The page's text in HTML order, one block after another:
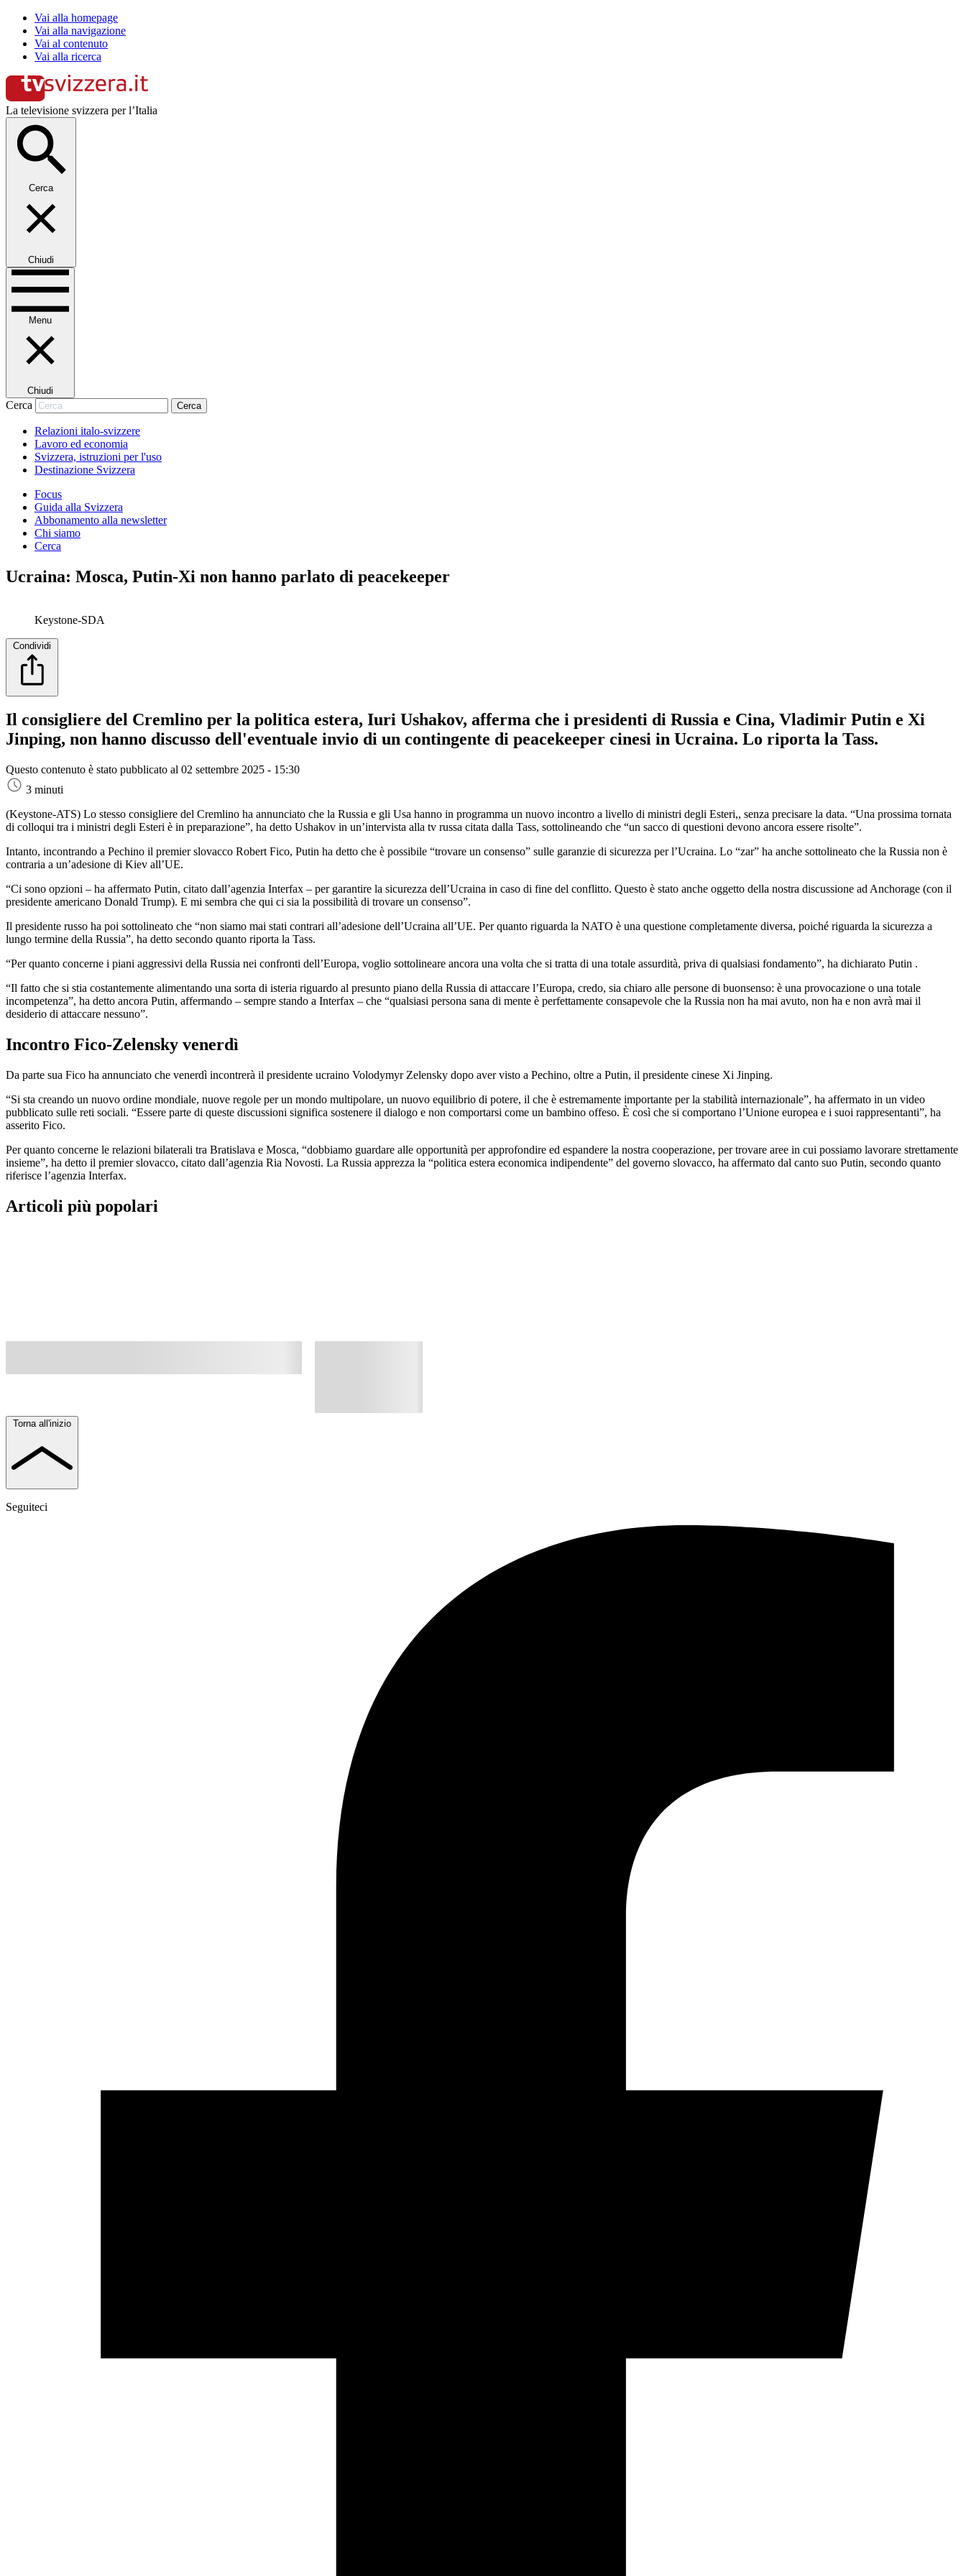
Vai alla homepage
Vai alla navigazione
Vai al contenuto
Vai alla ricerca
La televisione svizzera per l’Italia
Cerca
Chiudi
Menu
Chiudi
Cerca Cerca
Relazioni italo-svizzere
Lavoro ed economia
Svizzera, istruzioni per l'uso
Destinazione Svizzera
Focus
Guida alla Svizzera
Abbonamento alla newsletter
Chi siamo
Cerca
Ucraina: Mosca, Putin-Xi non hanno parlato di peacekeeper
Keystone-SDA
Condividi
Il consigliere del Cremlino per la politica estera, Iuri Ushakov, afferma che i presidenti di Russia e Cina, Vladimir Putin e Xi
Jinping, non hanno discusso dell'eventuale invio di un contingente di peacekeeper cinesi in Ucraina. Lo riporta la Tass.
Questo contenuto è stato pubblicato al 02 settembre 2025 - 15:30
3 minuti
(Keystone-ATS) Lo stesso consigliere del Cremlino ha annunciato che la Russia e gli Usa hanno in programma un nuovo incontro a livello di ministri degli Esteri,, senza precisare la data. “Una prossima tornata
di colloqui tra i ministri degli Esteri è in preparazione”, ha detto Ushakov in un’intervista alla tv russa citata dalla Tass, sottolineando che “un sacco di questioni devono ancora essere risolte”.
Intanto, incontrando a Pechino il premier slovacco Robert Fico, Putin ha detto che è possibile “trovare un consenso” sulle garanzie di sicurezza per l’Ucraina. Lo “zar” ha anche sottolineato che la Russia non è
contraria a un’adesione di Kiev all’UE.
“Ci sono opzioni – ha affermato Putin, citato dall’agenzia Interfax – per garantire la sicurezza dell’Ucraina in caso di fine del conflitto. Questo è stato anche oggetto della nostra discussione ad Anchorage (con il
presidente americano Donald Trump). E mi sembra che qui ci sia la possibilità di trovare un consenso”.
Il presidente russo ha poi sottolineato che “non siamo mai stati contrari all’adesione dell’Ucraina all’UE. Per quanto riguarda la NATO è una questione completamente diversa, poiché riguarda la sicurezza a
lungo termine della Russia”, ha detto secondo quanto riporta la Tass.
“Per quanto concerne i piani aggressivi della Russia nei confronti dell’Europa, voglio sottolineare ancora una volta che si tratta di una totale assurdità, priva di qualsiasi fondamento”, ha dichiarato Putin .
“Il fatto che si stia costantemente alimentando una sorta di isteria riguardo al presunto piano della Russia di attaccare l’Europa, credo, sia chiaro alle persone di buonsenso: è una provocazione o una totale
incompetenza”, ha detto ancora Putin, affermando – sempre stando a Interfax – che “qualsiasi persona sana di mente è perfettamente consapevole che la Russia non ha mai avuto, non ha e non avrà mai il
desiderio di attaccare nessuno”.
Incontro Fico-Zelensky venerdì
Da parte sua Fico ha annunciato che venerdì incontrerà il presidente ucraino Volodymyr Zelensky dopo aver visto a Pechino, oltre a Putin, il presidente cinese Xi Jinping.
“Si sta creando un nuovo ordine mondiale, nuove regole per un mondo multipolare, un nuovo equilibrio di potere, il che è estremamente importante per la stabilità internazionale”, ha affermato in un video
pubblicato sulle reti sociali. “Essere parte di queste discussioni significa sostenere il dialogo e non comportarsi come un bambino offeso. È così che si comportano l’Unione europea e i suoi rappresentanti”, ha
asserito Fico.
Per quanto concerne le relazioni bilaterali tra Bratislava e Mosca, “dobbiamo guardare alle opportunità per approfondire ed espandere la nostra cooperazione, per trovare aree in cui possiamo lavorare strettamente
insieme”, ha detto il premier slovacco, citato dall’agenzia Ria Novosti. La Russia apprezza la “politica estera economica indipendente” del governo slovacco, ha affermato dal canto suo Putin, secondo quanto
riferisce l’agenzia Interfax.
Articoli più popolari
Torna all'inizio
Seguiteci